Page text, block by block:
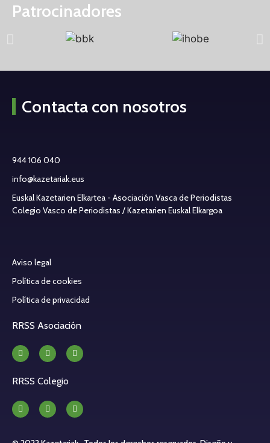
Patrocinadores
Contacta con nosotros
944 106 040
info@kazetariak.eus
Euskal Kazetarien Elkartea - Asociación Vasca de Periodistas
Colegio Vasco de Periodistas / Kazetarien Euskal Elkargoa
Aviso legal
Política de cookies
Política de privacidad
RRSS Asociación
RRSS Colegio